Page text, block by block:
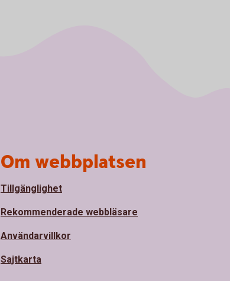
Om webbplatsen
Tillgänglighet
Rekommenderade webbläsare
Användarvillkor
Sajtkarta